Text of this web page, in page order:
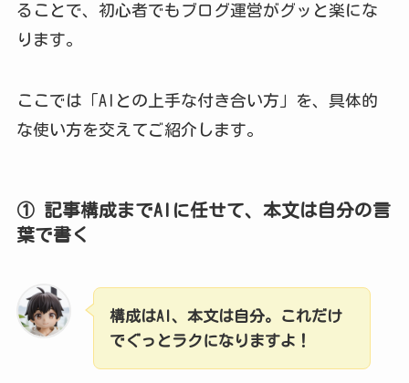
ることで、初心者でもブログ運営がグッと楽にな
ります。
ここでは「AIとの上手な付き合い方」を、具体的
な使い方を交えてご紹介します。
① 記事構成までAIに任せて、本文は自分の言
葉で書く
構成はAI、本文は自分。これだけ
でぐっとラクになりますよ！